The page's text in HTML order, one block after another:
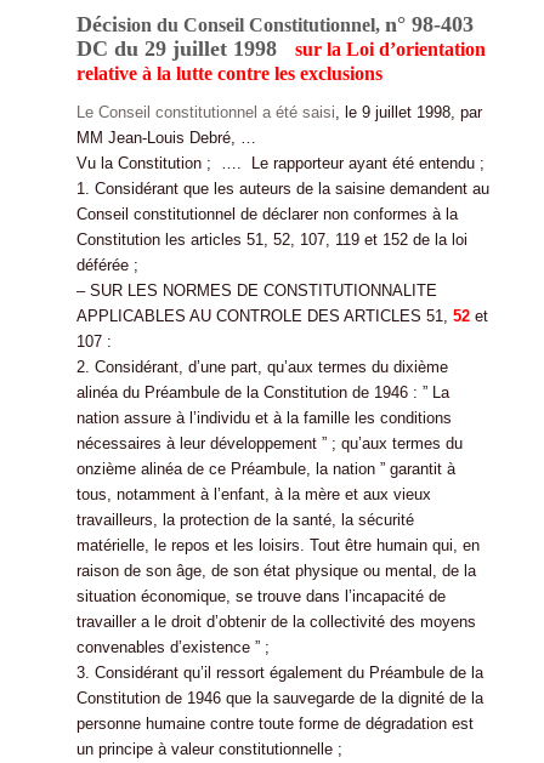
Décision du Conseil Constitutionnel, n° 98-403
DC du 29 juillet 1998
sur la Loi d’orientation
relative à la lutte contre les exclusions
Le Conseil constitutionnel a été saisi , le 9 juillet 1998, par
MM Jean-Louis Debré, …
Vu la Constitution ; …. Le rapporteur ayant été entendu ;
1. Considérant que les auteurs de la saisine demandent au
Conseil constitutionnel de déclarer non conformes à la
Constitution les articles 51, 52, 107, 119 et 152 de la loi
déférée ;
– SUR LES NORMES DE CONSTITUTIONNALITE
APPLICABLES AU CONTROLE DES ARTICLES 51, 52et
107 :
2. Considérant, d’une part, qu’aux termes du dixième
alinéa du Préambule de la Constitution de 1946 : ” La
nation assure à l’individu et à la famille les conditions
nécessaires à leur développement ” ; qu’aux termes du
onzième alinéa de ce Préambule, la nation ” garantit à
tous, notamment à l’enfant, à la mère et aux vieux
travailleurs, la protection de la santé, la sécurité
matérielle, le repos et les loisirs. Tout être humain qui, en
raison de son âge, de son état physique ou mental, de la
situation économique, se trouve dans l’incapacité de
travailler a le droit d’obtenir de la collectivité des moyens
convenables d’existence ” ;
3. Considérant qu’il ressort également du Préambule de la
Constitution de 1946 que la sauvegarde de la dignité de la
personne humaine contre toute forme de dégradation est
un principe à valeur constitutionnelle ;